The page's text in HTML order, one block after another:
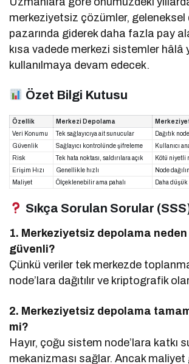
merkeziyetsiz çözümler, geleneksel
pazarında giderek daha fazla pay
kısa vadede merkezi sistemler hâlâ
kullanılmaya devam edecek.
Özet Bilgi Kutusu
Özellik Merkezi Depolama
Veri Konumu
Tek sağlayıcıya ait sunucular
Dağıtık
Güvenlik
Sağlayıcı kontrolünde şifreleme
Kullanıcı
Risk
Tek hata noktası, saldırılara açık
Kötü niyetli
Erişim Hızı
Genellikle hızlı
Node
Maliyet
Ölçeklenebilir ama pahalı Daha
Sıkça Sorulan Sorular
1. Merkeziyetsiz depolama
güvenli?
Çünkü veriler tek merkezde
node’lara dağıtılır ve kriptografik
2. Merkeziyetsiz depolama
mi?
Hayır, çoğu sistem node’lara katkı
mekanizması sağlar. Ancak maliyet